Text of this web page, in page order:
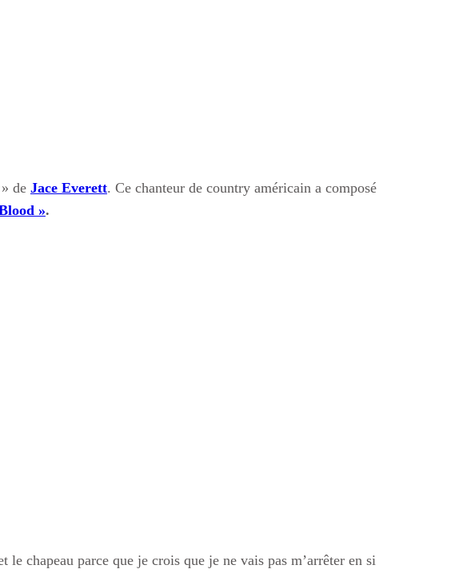
de Jace Everett. Ce chanteur de country américain a composé
».
le chapeau parce que je crois que je ne vais pas m’arrêter en si